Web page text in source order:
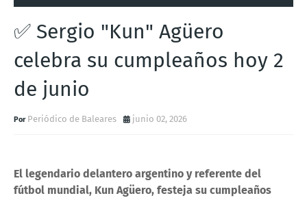
✅ Sergio "Kun" Agüero
celebra su cumpleaños hoy 2
de junio
Periódico de Baleares junio 02, 2026
El legendario delantero argentino y referente del
fútbol mundial, Kun Agüero, festeja su cumpleaños